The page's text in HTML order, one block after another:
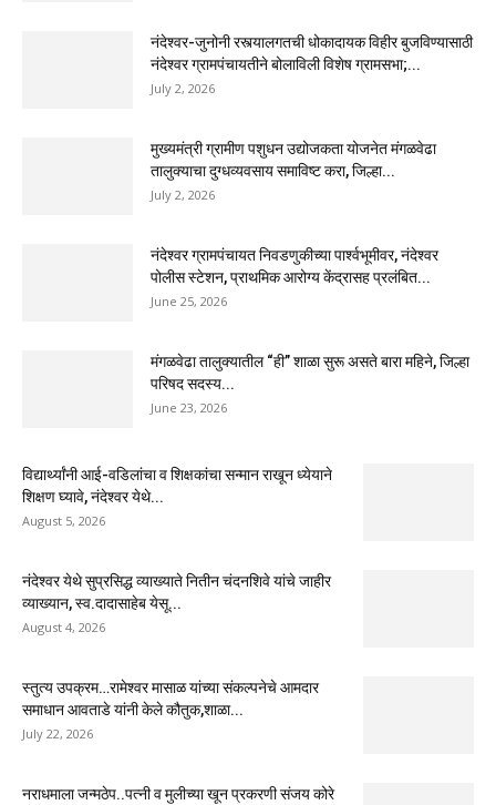
नंदेश्वर-जुनोनी रस्त्यालगतची धोकादायक विहीर बुजविण्यासाठी
नंदेश्वर ग्रामपंचायतीने बोलाविली विशेष ग्रामसभा;...
July 2, 2026
मुख्यमंत्री ग्रामीण पशुधन उद्योजकता योजनेत मंगळवेढा
तालुक्याचा दुग्धव्यवसाय समाविष्ट करा, जिल्हा...
July 2, 2026
नंदेश्वर ग्रामपंचायत निवडणुकीच्या पार्श्वभूमीवर, नंदेश्वर
पोलीस स्टेशन, प्राथमिक आरोग्य केंद्रासह प्रलंबित...
June 25, 2026
मंगळवेढा तालुक्यातील “ही” शाळा सुरू असते बारा महिने, जिल्हा
परिषद सदस्य...
June 23, 2026
विद्यार्थ्यांनी आई-वडिलांचा व शिक्षकांचा सन्मान राखून ध्येयाने
शिक्षण घ्यावे, नंदेश्वर येथे...
August 5, 2026
नंदेश्वर येथे सुप्रसिद्ध व्याख्याते नितीन चंदनशिवे यांचे जाहीर
व्याख्यान, स्व.दादासाहेब येसू...
August 4, 2026
स्तुत्य उपक्रम…रामेश्वर मासाळ यांच्या संकल्पनेचे आमदार
समाधान आवताडे यांनी केले कौतुक,शाळा...
July 22, 2026
नराधमाला जन्मठेप..पत्नी व मुलीच्या खून प्रकरणी संजय कोरे